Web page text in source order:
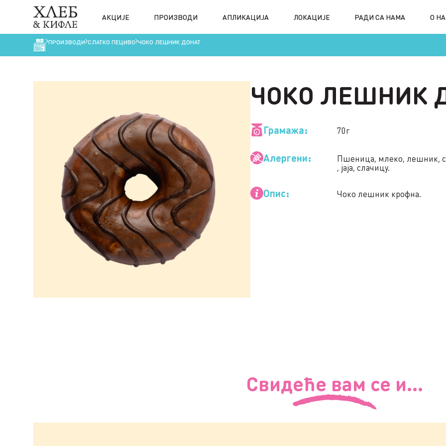
АКЦИЈЕ ПРОИЗВОДИ АПЛИКАЦИЈА ЛОКАЦИЈЕ РАДИ СА НАМА О
ПРОИЗВОДИ СЛАТКО ПЕЦИВO ЧОКО ЛЕШНИК ДОНАТ
ЧОКО ЛЕШНИК
Грамажа: 70г
Алергени:
Пшеница, млеко, лешник,
, јаја, слачицу.
Опис: Чоко лешник крофна.
Свидеће вам се и...